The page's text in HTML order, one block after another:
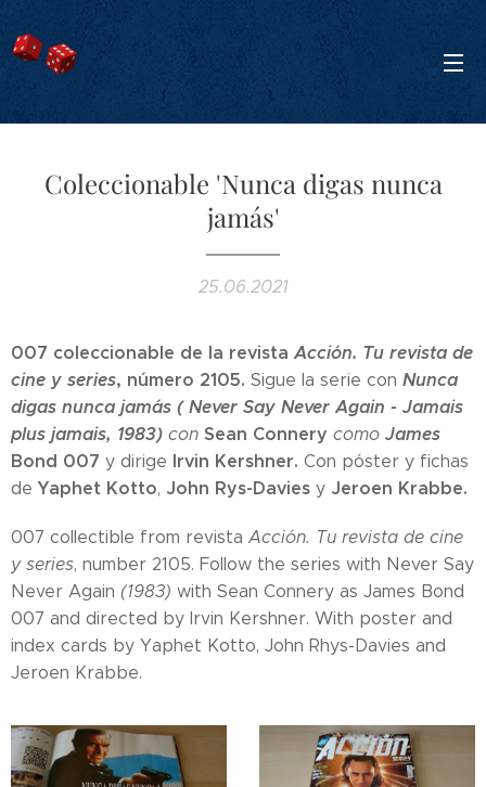
Coleccionable 'Nunca digas nunca
jamás'
25.06.2021
007 coleccionable de la revista Acción. Tu revista de
cine y series, número 2105. Sigue la serie con Nunca
digas nunca jamás ( Never Say Never Again - Jamais
plus jamais, 1983) con Sean Connery como James
Bond 007 y dirige Irvin Kershner. Con póster y fichas
de Yaphet Kotto, John Rys-Davies y Jeroen Krabbe.
007 collectible from revista Acción. Tu revista de cine
y series, number 2105. Follow the series with Never Say
Never Again (1983) with Sean Connery as James Bond
007 and directed by Irvin Kershner. With poster and
index cards by Yaphet Kotto, John Rhys-Davies and
Jeroen Krabbe.